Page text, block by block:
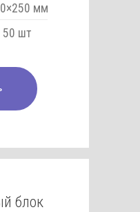
мм
50 шт
блок